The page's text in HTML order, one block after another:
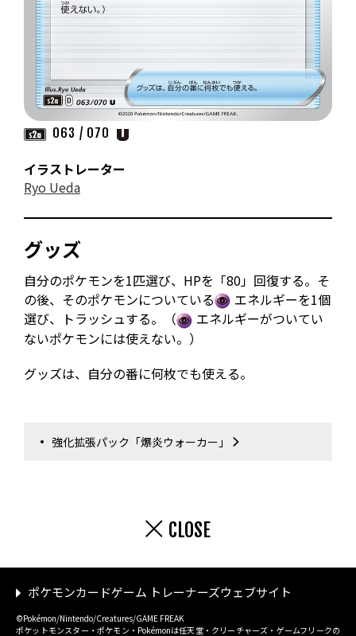
063 / 070
イラストレーター
Ryo Ueda
グッズ
自分のポケモンを1匹選び、HPを「80」回復する。そ
の後、そのポケモンについている
エネルギーを1個
選び、トラッシュする。（
エネルギーがついてい
ないポケモンには使えない。）
グッズは、自分の番に何枚でも使える。
強化拡張パック「爆炎ウォーカー」
CLOSE
ポケモンカードゲーム トレーナーズウェブサイト
©Pokémon/Nintendo/Creatures/GAME FREAK
ポケットモンスター・ポケモン・Pokémonは任天堂・クリーチャーズ・ゲームフリークの